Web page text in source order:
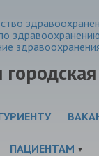
ПАЦИЕНТАМ